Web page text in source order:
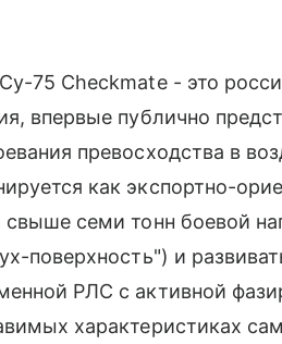
75 Checkmate - это
впервые публично
превосходства в
как экспортно-
свыше семи тонн боевой
поверхность") и
РЛС с активной
характеристиках